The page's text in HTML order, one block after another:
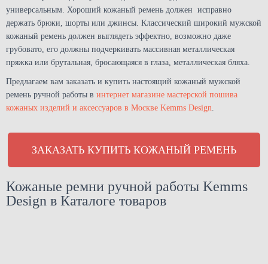
универсальным. Хороший кожаный ремень должен исправно
держать брюки, шорты или джинсы. Классический широкий мужской
кожаный ремень должен выглядеть эффектно, возможно даже
грубовато, его должны подчеркивать массивная металлическая
пряжка или брутальная, бросающаяся в глаза, металлическая бляха.
Предлагаем вам заказать и купить настоящий кожаный мужской
ремень ручной работы в интернет магазине мастерской пошива
кожаных изделий и аксессуаров в Москве Kemms Design.
ЗАКАЗАТЬ КУПИТЬ КОЖАНЫЙ РЕМЕНЬ
Кожаные ремни ручной работы Kemms
Design в Каталоге товаров